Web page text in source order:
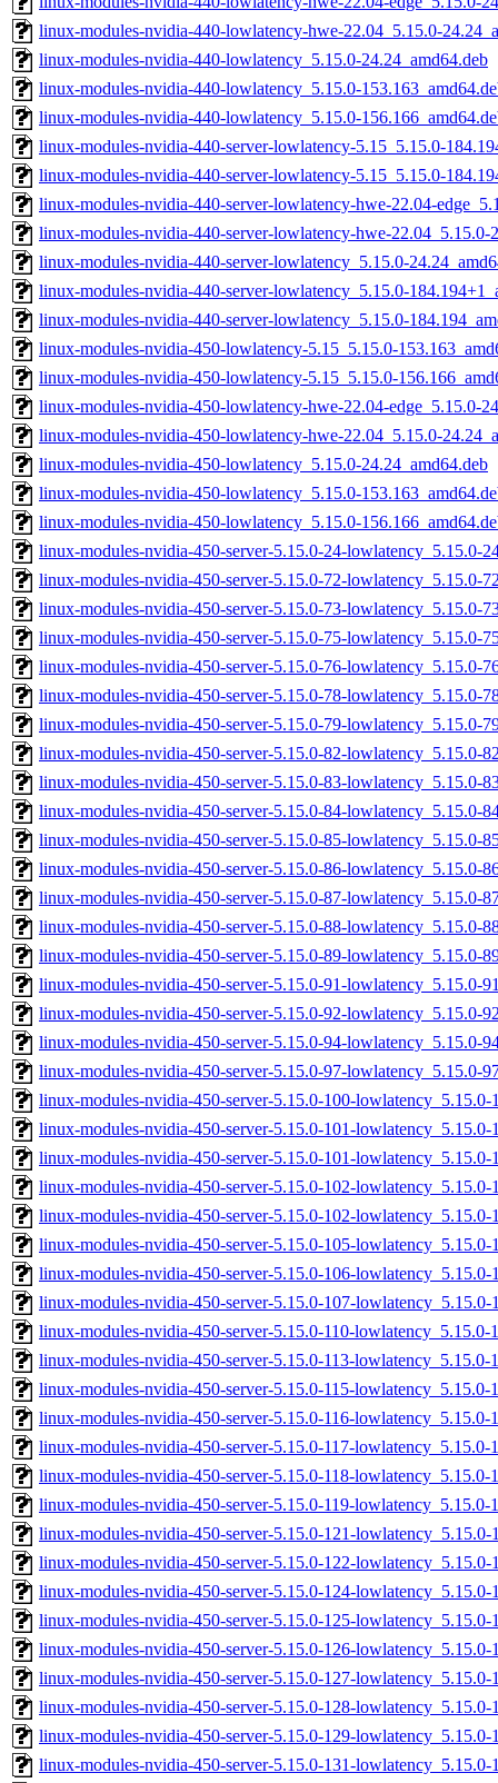
linux-modules-nvidia-440-lowlatency-hwe-22.04_5.15.0-
linux-modules-nvidia-440-lowlatency_5.15.0-24.24_amd64.deb
linux-modules-nvidia-440-lowlatency_5.15.0-
linux-modules-nvidia-440-lowlatency_5.15.0-
linux-modules-nvidia-440-server-lowlatency-5.15_5.15.0-
linux-modules-nvidia-440-server-lowlatency-5.15_5.15.0-
linux-modules-nvidia-440-server-lowlatency-hwe-22.04-
linux-modules-nvidia-440-server-lowlatency-hwe-22.04_5.15.0-
linux-modules-nvidia-440-server-lowlatency_5.15.0-
linux-modules-nvidia-440-server-lowlatency_5.15.0-
linux-modules-nvidia-440-server-lowlatency_5.15.0-
linux-modules-nvidia-450-lowlatency-5.15_5.15.0-
linux-modules-nvidia-450-lowlatency-5.15_5.15.0-
linux-modules-nvidia-450-lowlatency-hwe-22.04-edge_5.15.0-
linux-modules-nvidia-450-lowlatency-hwe-22.04_5.15.0-
linux-modules-nvidia-450-lowlatency_5.15.0-24.24_amd64.deb
linux-modules-nvidia-450-lowlatency_5.15.0-
linux-modules-nvidia-450-lowlatency_5.15.0-
linux-modules-nvidia-450-server-5.15.0-24-lowlatency_5.15.0-
linux-modules-nvidia-450-server-5.15.0-72-lowlatency_5.15.0-
linux-modules-nvidia-450-server-5.15.0-73-lowlatency_5.15.0-
linux-modules-nvidia-450-server-5.15.0-75-lowlatency_5.15.0-
linux-modules-nvidia-450-server-5.15.0-76-lowlatency_5.15.0-
linux-modules-nvidia-450-server-5.15.0-78-lowlatency_5.15.0-
linux-modules-nvidia-450-server-5.15.0-79-lowlatency_5.15.0-
linux-modules-nvidia-450-server-5.15.0-82-lowlatency_5.15.0-
linux-modules-nvidia-450-server-5.15.0-83-lowlatency_5.15.0-
linux-modules-nvidia-450-server-5.15.0-84-lowlatency_5.15.0-
linux-modules-nvidia-450-server-5.15.0-85-lowlatency_5.15.0-
linux-modules-nvidia-450-server-5.15.0-86-lowlatency_5.15.0-
linux-modules-nvidia-450-server-5.15.0-87-lowlatency_5.15.0-
linux-modules-nvidia-450-server-5.15.0-88-lowlatency_5.15.0-
linux-modules-nvidia-450-server-5.15.0-89-lowlatency_5.15.0-
linux-modules-nvidia-450-server-5.15.0-91-lowlatency_5.15.0-
linux-modules-nvidia-450-server-5.15.0-92-lowlatency_5.15.0-
linux-modules-nvidia-450-server-5.15.0-94-lowlatency_5.15.0-
linux-modules-nvidia-450-server-5.15.0-97-lowlatency_5.15.0-
linux-modules-nvidia-450-server-5.15.0-100-lowlatency_5.15.0-
linux-modules-nvidia-450-server-5.15.0-101-lowlatency_5.15.0-
linux-modules-nvidia-450-server-5.15.0-101-lowlatency_5.15.0-
linux-modules-nvidia-450-server-5.15.0-102-lowlatency_5.15.0-
linux-modules-nvidia-450-server-5.15.0-102-lowlatency_5.15.0-
linux-modules-nvidia-450-server-5.15.0-105-lowlatency_5.15.0-
linux-modules-nvidia-450-server-5.15.0-106-lowlatency_5.15.0-
linux-modules-nvidia-450-server-5.15.0-107-lowlatency_5.15.0-
linux-modules-nvidia-450-server-5.15.0-110-lowlatency_5.15.0-
linux-modules-nvidia-450-server-5.15.0-113-lowlatency_5.15.0-
linux-modules-nvidia-450-server-5.15.0-115-lowlatency_5.15.0-
linux-modules-nvidia-450-server-5.15.0-116-lowlatency_5.15.0-
linux-modules-nvidia-450-server-5.15.0-117-lowlatency_5.15.0-
linux-modules-nvidia-450-server-5.15.0-118-lowlatency_5.15.0-
linux-modules-nvidia-450-server-5.15.0-119-lowlatency_5.15.0-
linux-modules-nvidia-450-server-5.15.0-121-lowlatency_5.15.0-
linux-modules-nvidia-450-server-5.15.0-122-lowlatency_5.15.0-
linux-modules-nvidia-450-server-5.15.0-124-lowlatency_5.15.0-
linux-modules-nvidia-450-server-5.15.0-125-lowlatency_5.15.0-
linux-modules-nvidia-450-server-5.15.0-126-lowlatency_5.15.0-
linux-modules-nvidia-450-server-5.15.0-127-lowlatency_5.15.0-
linux-modules-nvidia-450-server-5.15.0-128-lowlatency_5.15.0-
linux-modules-nvidia-450-server-5.15.0-129-lowlatency_5.15.0-
linux-modules-nvidia-450-server-5.15.0-131-lowlatency_5.15.0-